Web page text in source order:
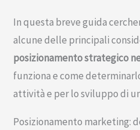
In questa breve guida
alcune delle principali
posizionamento strategico
funziona e come
attività e per lo sviluppo di
Posizionamento marketing: